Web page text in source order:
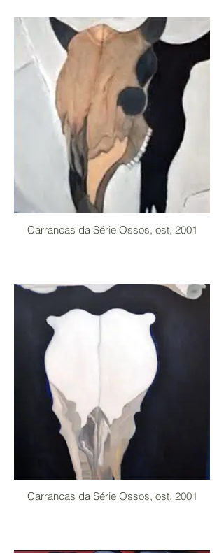
Carrancas da Série Ossos, ost, 2001
Carrancas da Série Ossos, ost, 2001